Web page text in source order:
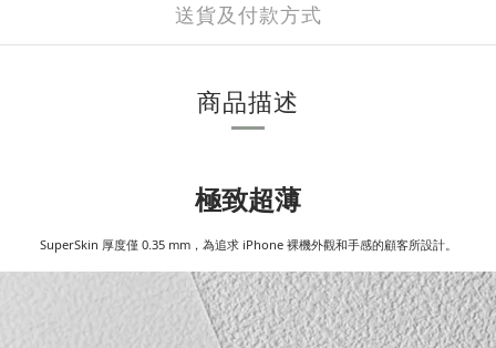
送貨及付款方式
商品描述
極致超薄
SuperSkin 厚度僅 0.35 mm，為追求 iPhone 裸機外觀和手感的顧客所設計。